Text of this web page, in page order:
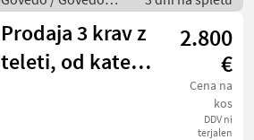
Angus
Prodaja 3 krav z
teleti, od katerih
2.800
€
Cena na
kos
DDV ni
terjalen